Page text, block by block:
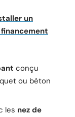
un
conçu
ou béton
les nez de